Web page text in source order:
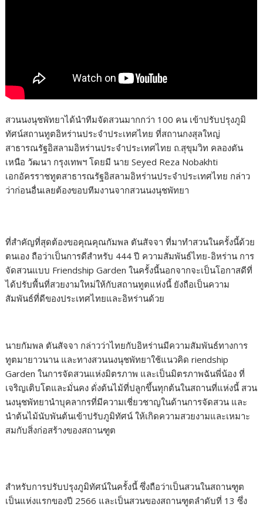
สวนนงนุชพัทยาได้นำทีมจัดสวนมากกว่า 100 คน เข้าปรับปรุงภูมิ
ทัศน์สถานทูตอิหร่านประจำประเทศไทย ที่สถานกงสุลใหญ่
สาธารณรัฐอิสลามอิหร่านประจำประเทศไทย ถ.สุขุมวิท คลองตัน
เหนือ วัฒนา กรุงเทพฯ โดยมี นาย Seyed Reza Nobakhti
เอกอัครราชทูตสาธารณรัฐอิสลามอิหร่านประจำประเทศไทย กล่าว
ว่าก่อนอื่นเลยต้องขอบทีมงานจากสวนนงนุชพัทยา
ที่สำคัญที่สุดต้องขอคุณคุณกัมพล ตันสัจจา ที่มาทำสวนในครั้งนี้ด้วย
ตนเอง ถือว่าเป็นการดีสำหรับ 444 ปี ความสัมพันธ์ไทย-อิหร่าน การ
จัดสวนแบบ Friendship Garden ในครั้งนี้นอกจากจะเป็นโอกาสดีที่
ได้ปรับพื้นที่สวยงามใหม่ให้กับสถานทูตแห่งนี้ ยังถือเป็นความ
สัมพันธ์ที่ดีของประเทศไทยและอิหร่านด้วย
นายกัมพล ตันสัจจา กล่าวว่าไทยกับอิหร่านมีความสัมพันธ์ทางการ
ทูตมายาวนาน และทางสวนนงนุชพัทยาใช้แนวคิด riendship
Garden ในการจัดสวนแห่งมิตรภาพ และเป็นมิตรภาพฉันพี่น้อง ที่
เจริญเติบโตและมั่นคง ดั่งต้นไม้ที่ปลูกขึ้นทุกต้นในสถานที่แห่งนี้ สวน
นงนุชพัทยานำบุคลากรที่มีความเชี่ยวชาญในด้านการจัดสวน และ
นำต้นไม้นับพันต้นเข้าปรับภูมิทัศน์ ให้เกิดความสวยงามและเหมาะ
สมกับสิ่งก่อสร้างของสถานฑูต
สำหรับการปรับปรุงภูมิทัศน์ในครั้งนี้ ซึ่งถือว่าเป็นสวนในสถานฑูต
เป็นแห่งแรกของปี 2566 และเป็นสวนของสถานฑูตลำดับที่ 13 ซึ่ง